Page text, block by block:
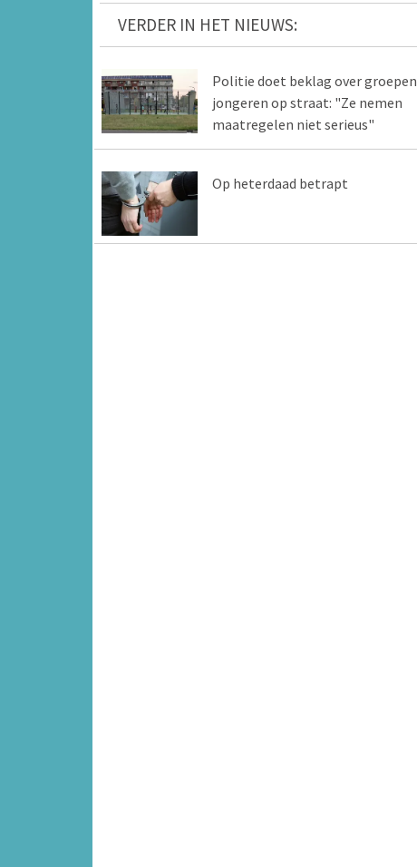
VERDER IN HET NIEUWS:
Politie doet beklag over groepen
jongeren op straat: "Ze nemen
maatregelen niet serieus"
Op heterdaad betrapt